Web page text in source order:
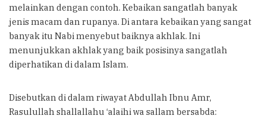
melainkan dengan contoh. Kebaikan sangatlah banyak
jenis macam dan rupanya. Di antara kebaikan yang sangat
banyak itu Nabi menyebut baiknya akhlak. Ini
menunjukkan akhlak yang baik posisinya sangatlah
diperhatikan di dalam Islam.
Disebutkan di dalam riwayat Abdullah Ibnu Amr,
Rasulullah shallallahu ‘alaihi wa sallam bersabda: